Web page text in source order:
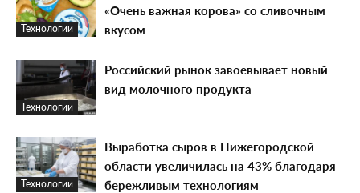
Технологии
«Очень важная корова» со сливочным
вкусом
Технологии
Российский рынок завоевывает новый
вид молочного продукта
Технологии
Выработка сыров в Нижегородской
области увеличилась на 43% благодаря
бережливым технологиям